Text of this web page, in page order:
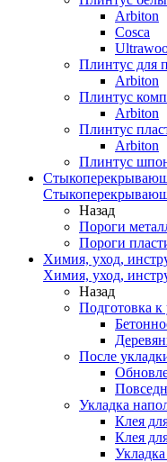
Arbiton
Cosca
Плинтус для
Arbiton
Плинтус
Arbiton
Плинтус
Arbiton
Плинтус
Назад
Пороги
Пороги
Химия, уход,
Химия, уход,
Назад
Подготовка
После
Укладка
Клея
Клея